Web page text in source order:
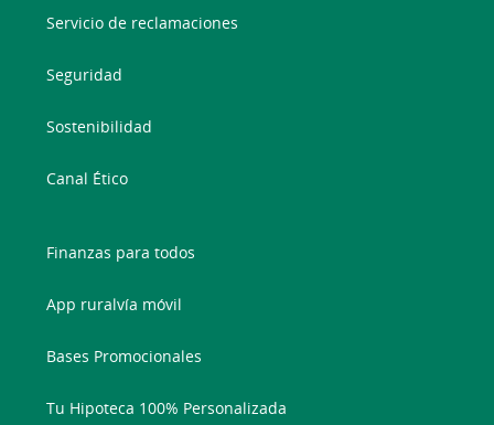
Servicio de reclamaciones
Seguridad
Sostenibilidad
Canal Ético
Finanzas para todos
App ruralvía móvil
Bases Promocionales
Tu Hipoteca 100% Personalizada